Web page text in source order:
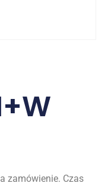
zamówienie. Czas